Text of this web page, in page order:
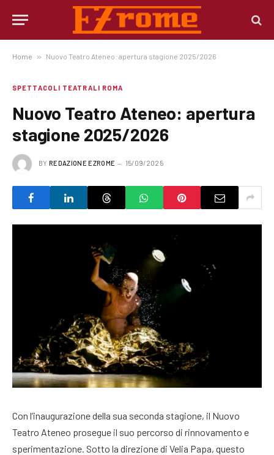
Home » Nuovo Teatro Ateneo: apertura stagione 2025/2026
SPETTACOLI TEATRALI ROMA
Nuovo Teatro Ateneo: apertura
stagione 2025/2026
BY REDAZIONE EZROME 15/09/2025
Con l’inaugurazione della sua seconda stagione, il Nuovo
Teatro Ateneo prosegue il suo percorso di rinnovamento e
sperimentazione. Sotto la direzione di Velia Papa, questo